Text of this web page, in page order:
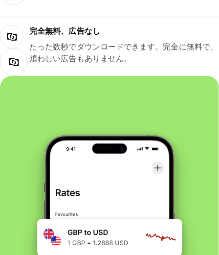
完全無料、広告なし
たった数秒でダウンロードできます。完全に無料で、
煩わしい広告もありません。